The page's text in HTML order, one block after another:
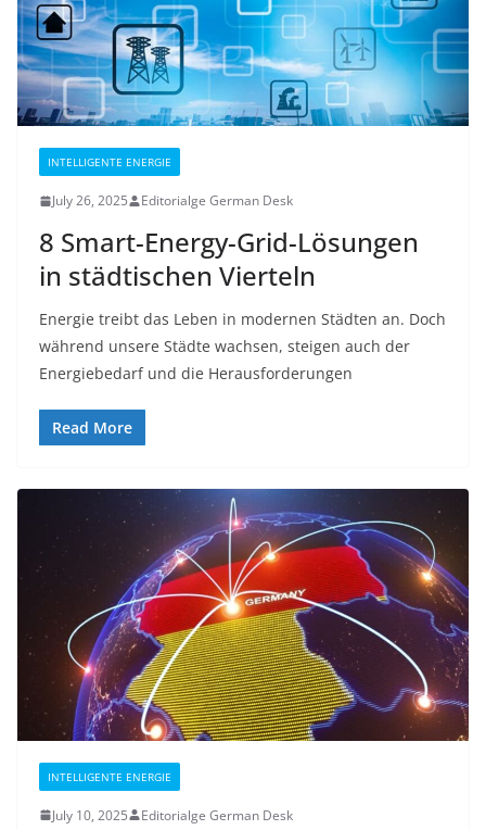
INTELLIGENTE ENERGIE
July 26, 2025 Editorialge German Desk
8 Smart-Energy-Grid-Lösungen
in städtischen Vierteln
Energie treibt das Leben in modernen Städten an. Doch
während unsere Städte wachsen, steigen auch der
Energiebedarf und die Herausforderungen
Read More
INTELLIGENTE ENERGIE
July 10, 2025 Editorialge German Desk